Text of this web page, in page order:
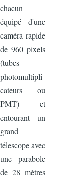
chacun
équipé d'une
caméra rapide
de 960 pixels
(tubes
photomultipli
cateurs ou
PMT) et
entourant un
grand
télescope avec
une parabole
de 28 mètres